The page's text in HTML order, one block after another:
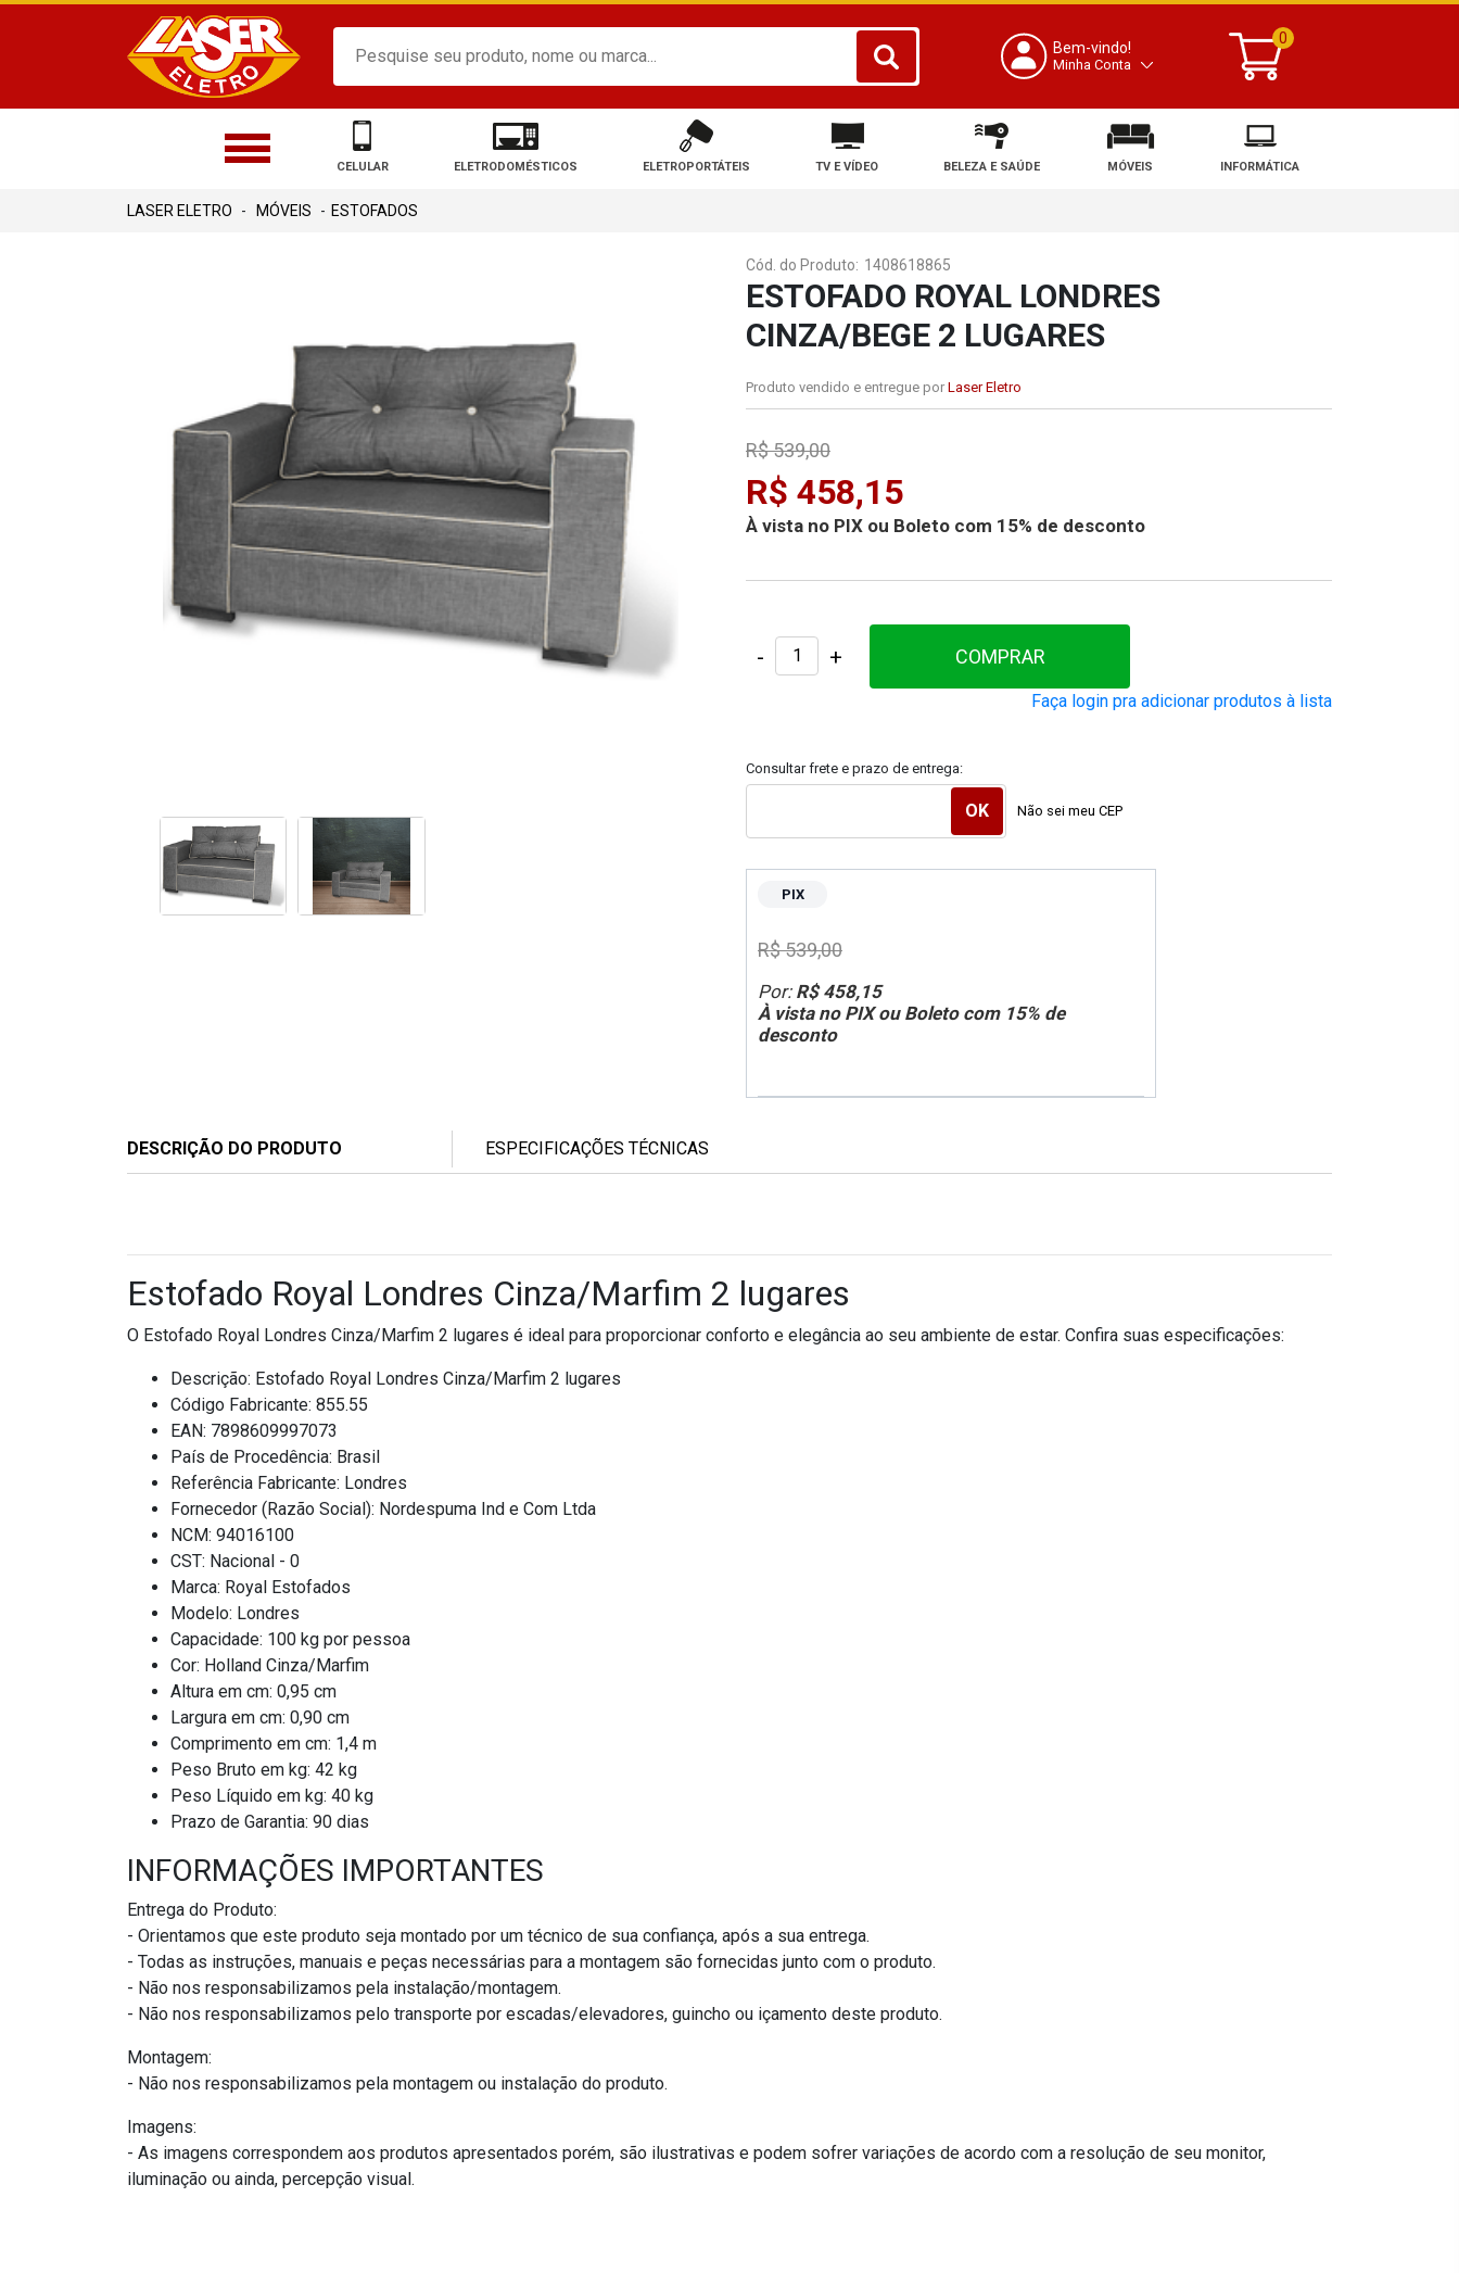
Bem-vindo!
Minha Conta
0
CELULAR ELETRODOMÉSTICOS ELETROPORTÁTEIS TV E VÍDEO BELEZA E SAÚDE MÓVEIS INFORMÁTICA
MÓVEIS ESTOFADOS
Cód. do Produto: 1408618865
ESTOFADO ROYAL LONDRES
CINZA/BEGE 2 LUGARES
Produto vendido e entregue por Laser Eletro
R$ 458,15
À vista no PIX ou Boleto com 15% de desconto
R$ 539,00
- + COMPRAR
Faça login pra adicionar produtos à lista
Consultar frete e prazo de entrega:
Não sei meu CEP
PIX
Por: R$ 458,15
À vista no PIX ou Boleto com 15% de
desconto
R$ 539,00
DESCRIÇÃO DO PRODUTO ESPECIFICAÇÕES TÉCNICAS
Estofado Royal Londres Cinza/Marfim 2 lugares
O Estofado Royal Londres Cinza/Marfim 2 lugares é ideal para proporcionar conforto e elegância ao seu ambiente de estar. Confira suas especificações:
Descrição: Estofado Royal Londres Cinza/Marfim 2 lugares
Código Fabricante: 855.55
EAN: 7898609997073
País de Procedência: Brasil
Referência Fabricante: Londres
Fornecedor (Razão Social): Nordespuma Ind e Com Ltda
NCM: 94016100
CST: Nacional - 0
Marca: Royal Estofados
Modelo: Londres
Capacidade: 100 kg por pessoa
Cor: Holland Cinza/Marfim
Altura em cm: 0,95 cm
Largura em cm: 0,90 cm
Comprimento em cm: 1,4 m
Peso Bruto em kg: 42 kg
Peso Líquido em kg: 40 kg
Prazo de Garantia: 90 dias
INFORMAÇÕES IMPORTANTES
Entrega do Produto:
- Orientamos que este produto seja montado por um técnico de sua confiança, após a sua entrega.
- Todas as instruções, manuais e peças necessárias para a montagem são fornecidas junto com o produto.
- Não nos responsabilizamos pela instalação/montagem.
- Não nos responsabilizamos pelo transporte por escadas/elevadores, guincho ou içamento deste produto.
Montagem:
- Não nos responsabilizamos pela montagem ou instalação do produto.
Imagens:
- As imagens correspondem aos produtos apresentados porém, são ilustrativas e podem sofrer variações de acordo com a resolução de seu monitor,
iluminação ou ainda, percepção visual.